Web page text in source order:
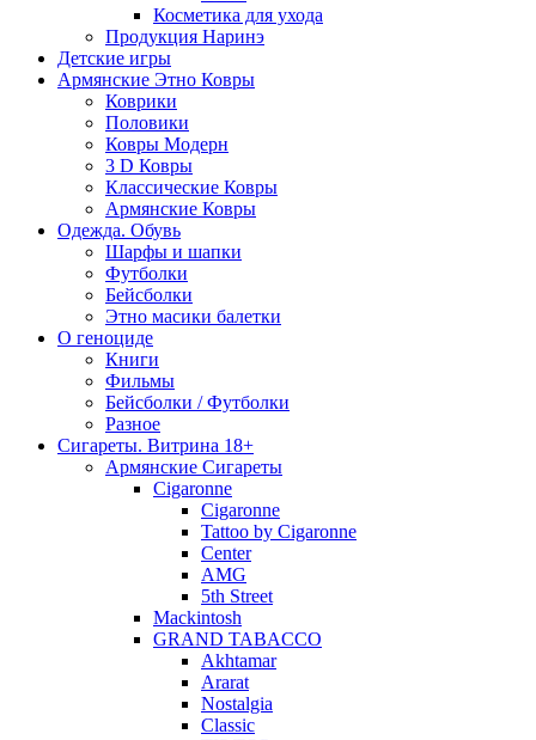
Косметика для ухода
Продукция Наринэ
Детские игры
Армянские Этно Ковры
Коврики
Половики
Ковры Модерн
3 D Ковры
Классические Ковры
Армянские Ковры
Одежда. Обувь
Шарфы и шапки
Футболки
Бейсболки
Этно масики балетки
О геноциде
Книги
Фильмы
Бейсболки / Футболки
Разное
Сигареты. Витрина 18+
Армянские Сигареты
Cigaronne
Cigaronne
Tattoo by Cigaronne
Center
AMG
5th Street
Mackintosh
GRAND TABACCO
Akhtamar
Ararat
Nostalgia
Classic